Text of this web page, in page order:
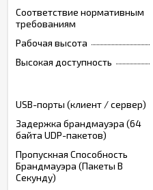
Соответствие нормативным
требованиям
Рабочая высота
Высокая доступность
USB-порты (клиент / сервер)
Задержка брандмауэра (64
байта UDP-пакетов)
Пропускная Способность
Брандмауэра (Пакеты В
Секунду)